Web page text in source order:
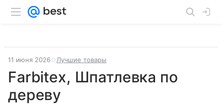
11 июня 2026 Лучшие товары
Farbitex, Шпатлевка по
дереву